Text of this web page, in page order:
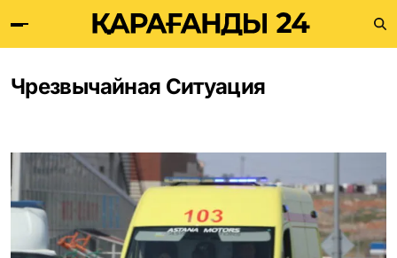
Чрезвычайная Ситуация